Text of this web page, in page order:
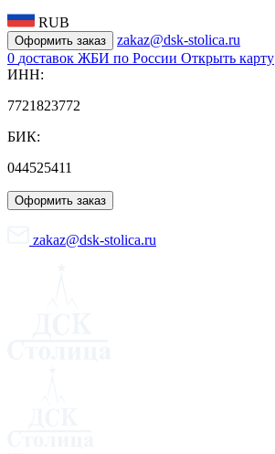
RUB
Оформить заказ
zakaz@dsk-stolica.ru
0 доставок ЖБИ по России Открыть карту
ИНН:
7721823772
БИК:
044525411
Оформить заказ
zakaz@dsk-stolica.ru